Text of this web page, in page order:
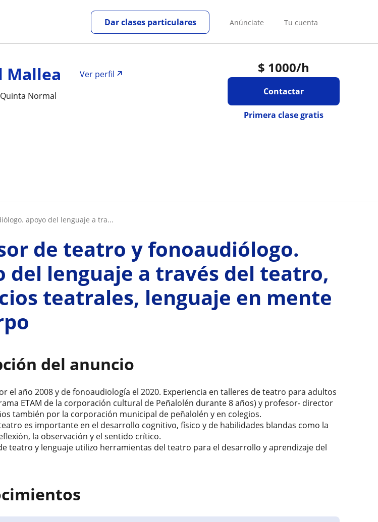
Anúnciate Tu cuenta
Dar clases particulares
$ 1000/h
Contactar
Primera clase gratis
Mallea
Ver perfil
Normal
apoyo del lenguaje a tra...
de teatro y fonoaudiólogo.
del lenguaje a través del teatro,
teatrales, lenguaje en mente
del anuncio
el año 2008 y de fonoaudiología el 2020. Experiencia en talleres de teatro para adultos
ETAM de la corporación cultural de Peñalolén durante 8 años) y profesor- director
también por la corporación municipal de peñalolén y en colegios.
es importante en el desarrollo cognitivo, físico y de habilidades blandas como la
la observación y el sentido crítico.
teatro y lenguaje utilizo herramientas del teatro para el desarrollo y aprendizaje del